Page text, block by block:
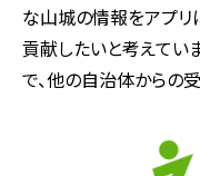
な山城の情報をアプ
貢献したいと考えてい
で、他の自治体からの